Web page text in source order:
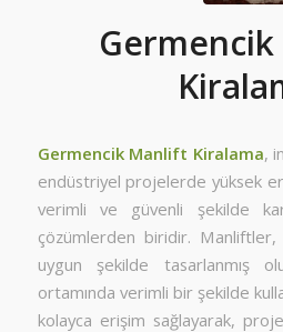
Germencik Manlift Kiralama,
endüstriyel projelerde yüksek
verimli ve güvenli şekilde
çözümlerden biridir. Manliftler,
uygun şekilde tasarlanmış
ortamında verimli bir şekilde
kolayca erişim sağlayarak,